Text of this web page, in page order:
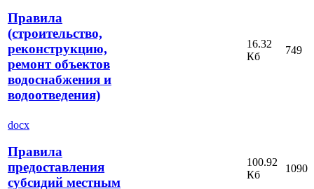
Правила
(строительство,
реконструкцию,
ремонт объектов
водоснабжения и
водоотведения)
16.32
Кб
749
docx
Правила
предоставления
субсидий местным
100.92
Кб
1090